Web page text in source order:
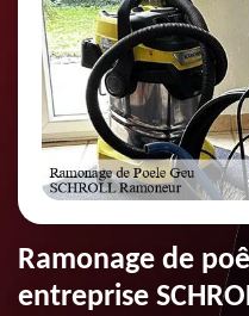
Ramonage de
entreprise